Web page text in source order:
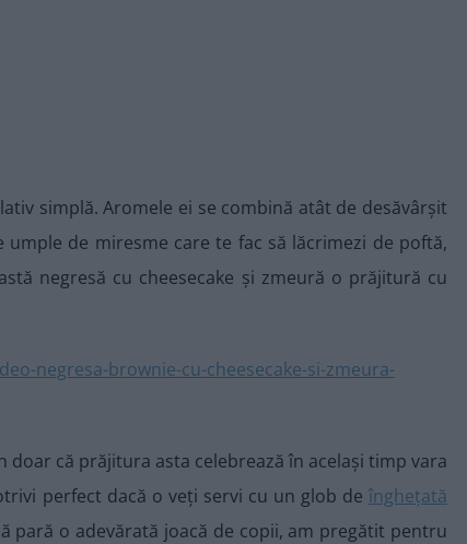
simplă. Aromele ei se combină atât de desăvârșit
de miresme care te fac să lăcrimezi de poftă,
negresă cu cheesecake și zmeură o prăjitură cu
doar că prăjitura asta celebrează în același timp vara
perfect dacă o veți servi cu un glob de înghețată
pară o adevărată joacă de copii, am pregătit pentru